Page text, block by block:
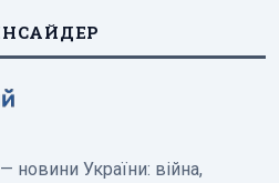
новини України: війна,